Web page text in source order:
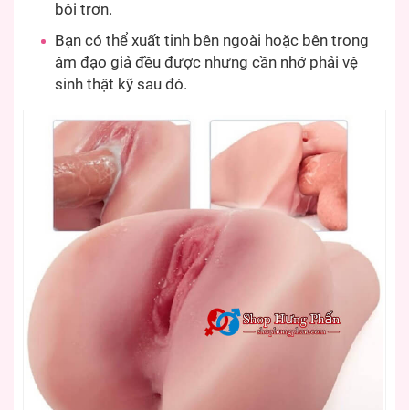
bôi trơn.
Bạn có thể xuất tinh bên ngoài hoặc bên trong
âm đạo giả đều được nhưng cần nhớ phải vệ
sinh thật kỹ sau đó.